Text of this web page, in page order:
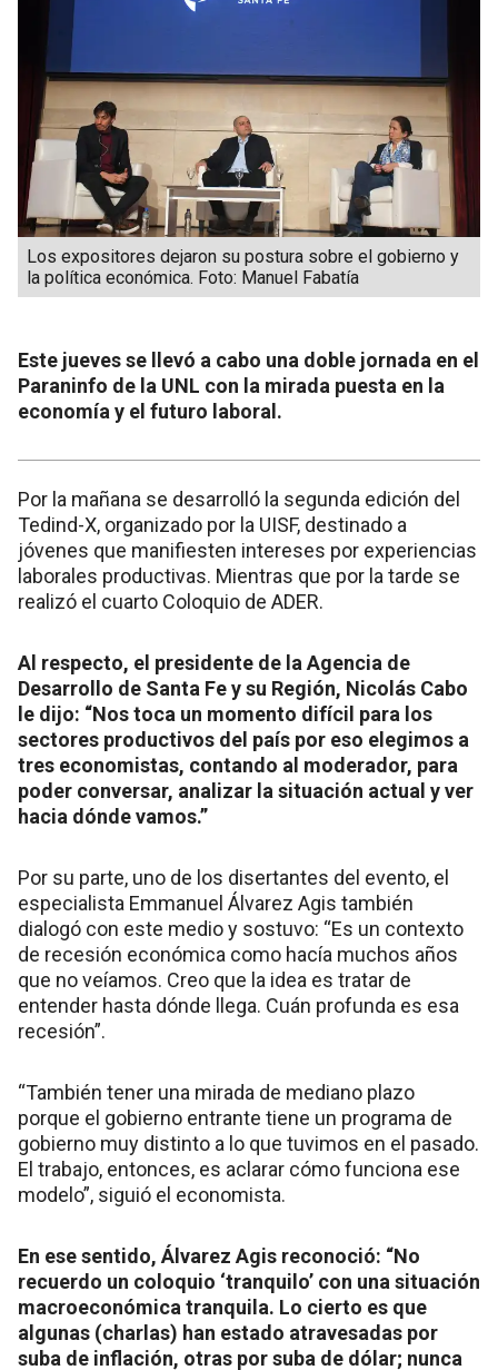
Los expositores dejaron su postura sobre el gobierno y
la política económica. Foto: Manuel Fabatía
Este jueves se llevó a cabo una doble jornada en el
Paraninfo de la UNL con la mirada puesta en la
economía y el futuro laboral.
Por la mañana se desarrolló la segunda edición del
Tedind-X, organizado por la UISF, destinado a
jóvenes que manifiesten intereses por experiencias
laborales productivas. Mientras que por la tarde se
realizó el cuarto Coloquio de ADER.
Al respecto, el presidente de la Agencia de
Desarrollo de Santa Fe y su Región, Nicolás Cabo
le dijo: “Nos toca un momento difícil para los
sectores productivos del país por eso elegimos a
tres economistas, contando al moderador, para
poder conversar, analizar la situación actual y ver
hacia dónde vamos.”
Por su parte, uno de los disertantes del evento, el
especialista Emmanuel Álvarez Agis también
dialogó con este medio y sostuvo: “Es un contexto
de recesión económica como hacía muchos años
que no veíamos. Creo que la idea es tratar de
entender hasta dónde llega. Cuán profunda es esa
recesión”.
“También tener una mirada de mediano plazo
porque el gobierno entrante tiene un programa de
gobierno muy distinto a lo que tuvimos en el pasado.
El trabajo, entonces, es aclarar cómo funciona ese
modelo”, siguió el economista.
En ese sentido, Álvarez Agis reconoció: “No
recuerdo un coloquio ‘tranquilo’ con una situación
macroeconómica tranquila. Lo cierto es que
algunas (charlas) han estado atravesadas por
suba de inflación, otras por suba de dólar; nunca